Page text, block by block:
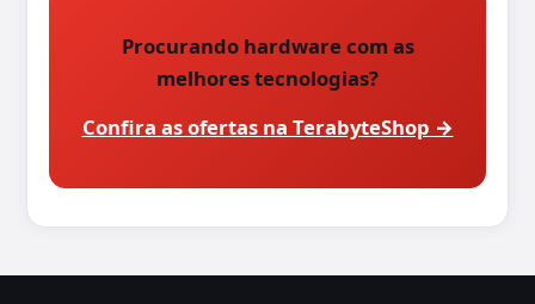
Procurando hardware com as
melhores tecnologias?
Confira as ofertas na TerabyteShop →